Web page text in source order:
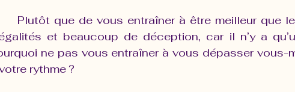
Plutôt que de vous entraîner à être meilleur que
et beaucoup de déception, car il n’y a
ne pas vous entraîner à vous dépasser vous-
rythme ?